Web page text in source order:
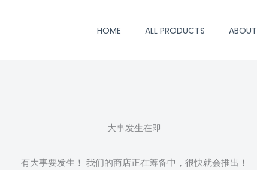
HOME ALL PRODUCTS ABOUT
大事发生在即
有大事要发生！ 我们的商店正在筹备中，很快就会推出！